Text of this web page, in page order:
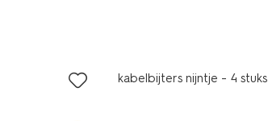
kabelbijters nijntje - 4 stuks